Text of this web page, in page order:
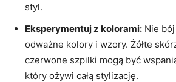
styl.
Eksperymentuj z kolorami: Nie
odważne kolory i wzory. Żółte
czerwone szpilki mogą być
który ożywi całą stylizację.